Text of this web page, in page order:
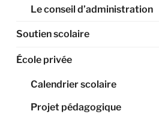
Le conseil d’administration
Soutien scolaire
École privée
Calendrier scolaire
Projet pédagogique